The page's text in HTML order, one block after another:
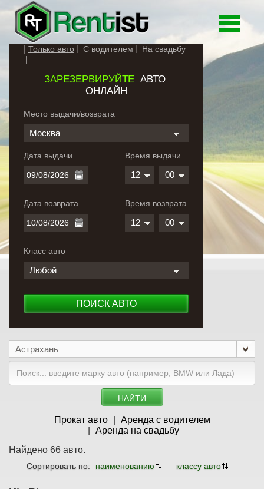
Toggle
Только авто С водителем На свадьбу
ЗАРЕЗЕРВИРУЙТЕАВТО
ОНЛАЙН
Место выдачи/возврата
Москва
Дата выдачи
Дата возврата
Время выдачи
12 00
Время возврата
12 00
Класс авто
Любой
ПОИСК АВТО
Астрахань
НАЙТИ
Прокат авто
Аренда с водителем
Аренда на свадьбу
Найдено 66 авто.
Сортировать по: наименованию классу авто